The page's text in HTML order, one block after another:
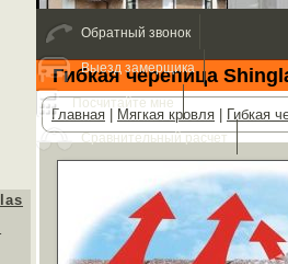
Гибкая черепица
Главная Мягкая кровля Гибкая
Обратный звонок
Выезд замерщика
Посчитайте мне
Сравнительный расчет